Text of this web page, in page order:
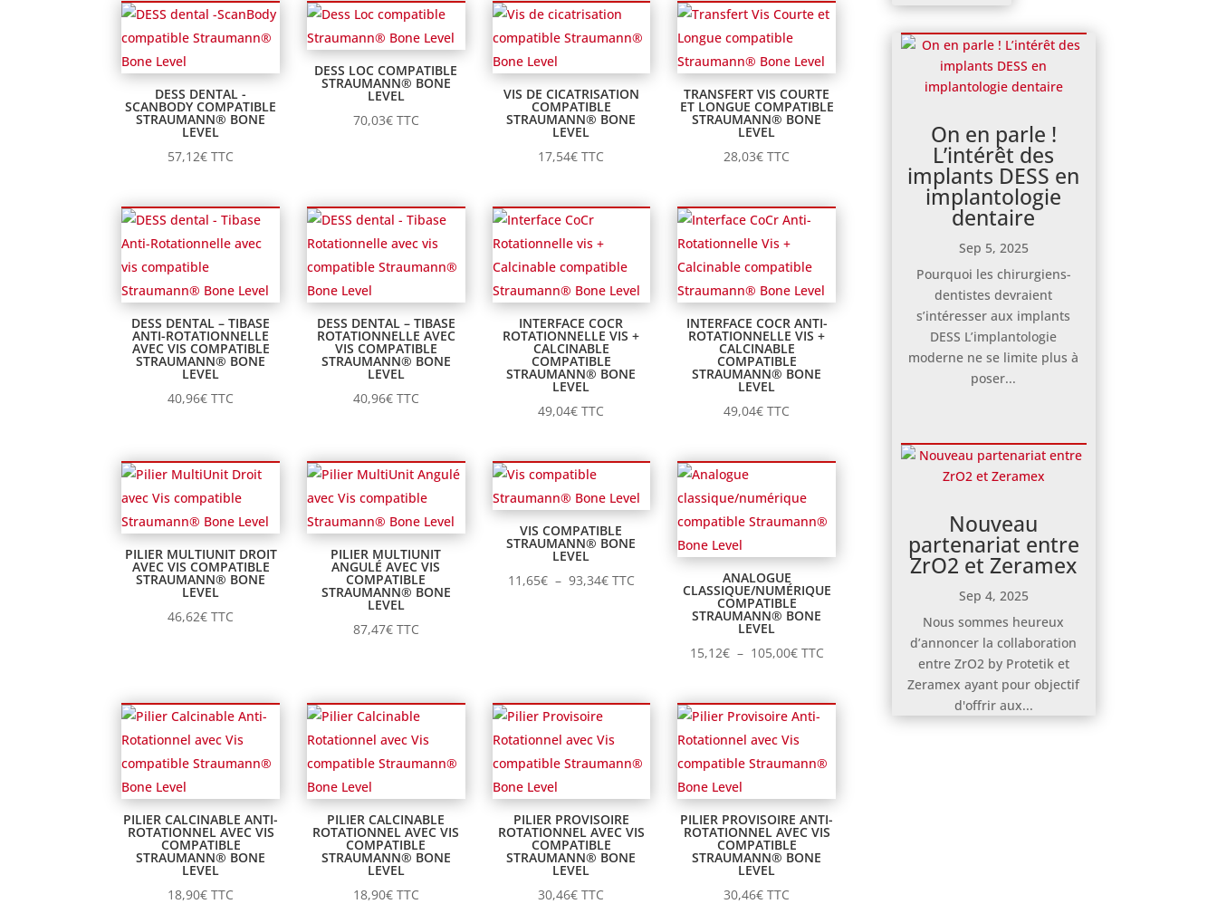
DESS DENTAL -
SCANBODY COMPATIBLE
STRAUMANN® BONE
LEVEL
57,12€ TTC
DESS LOC COMPATIBLE
STRAUMANN® BONE
LEVEL
70,03€ TTC
VIS DE CICATRISATION
COMPATIBLE
STRAUMANN® BONE
LEVEL
17,54€ TTC
TRANSFERT VIS COURTE
ET LONGUE COMPATIBLE
STRAUMANN® BONE
LEVEL
28,03€ TTC
DESS DENTAL – TIBASE
ANTI-ROTATIONNELLE
AVEC VIS COMPATIBLE
STRAUMANN® BONE
LEVEL
40,96€ TTC
DESS DENTAL – TIBASE
ROTATIONNELLE AVEC
VIS COMPATIBLE
STRAUMANN® BONE
LEVEL
40,96€ TTC
INTERFACE COCR
ROTATIONNELLE VIS +
CALCINABLE
COMPATIBLE
STRAUMANN® BONE
LEVEL
49,04€ TTC
INTERFACE COCR ANTI-
ROTATIONNELLE VIS +
CALCINABLE
COMPATIBLE
STRAUMANN® BONE
LEVEL
49,04€ TTC
PILIER MULTIUNIT DROIT
AVEC VIS COMPATIBLE
STRAUMANN® BONE
LEVEL
46,62€ TTC
PILIER MULTIUNIT
ANGULÉ AVEC VIS
COMPATIBLE
STRAUMANN® BONE
LEVEL
87,47€ TTC
VIS COMPATIBLE
STRAUMANN® BONE
LEVEL
11,65€ – 93,34€Plage
93,34€
TTC ANALOGUE
CLASSIQUE/NUMÉRIQUE
COMPATIBLE
STRAUMANN® BONE
LEVEL
15,12€ – 105,00€Plage
prix :
15,12€
à
105,00€
TTC
PILIER CALCINABLE ANTI-
ROTATIONNEL AVEC VIS
COMPATIBLE
STRAUMANN® BONE
LEVEL
18,90€ TTC
PILIER CALCINABLE
ROTATIONNEL AVEC VIS
COMPATIBLE
STRAUMANN® BONE
LEVEL
18,90€ TTC
PILIER PROVISOIRE
ROTATIONNEL AVEC VIS
COMPATIBLE
STRAUMANN® BONE
LEVEL
30,46€ TTC
PILIER PROVISOIRE ANTI-
ROTATIONNEL AVEC VIS
COMPATIBLE
STRAUMANN® BONE
LEVEL
30,46€ TTC
On en parle !
L’intérêt des
implants DESS en
implantologie
dentaire
Sep 5, 2025
Pourquoi les chirurgiens-
dentistes devraient
s’intéresser aux implants
DESS L’implantologie
moderne ne se limite plus à
poser...
Nouveau
partenariat entre
ZrO2 et Zeramex
Sep 4, 2025
Nous sommes heureux
d’annoncer la collaboration
entre ZrO2 by Protetik et
Zeramex ayant pour objectif
d'offrir aux...